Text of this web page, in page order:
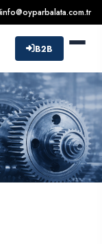
info@oyparbalata.com.tr
B2B